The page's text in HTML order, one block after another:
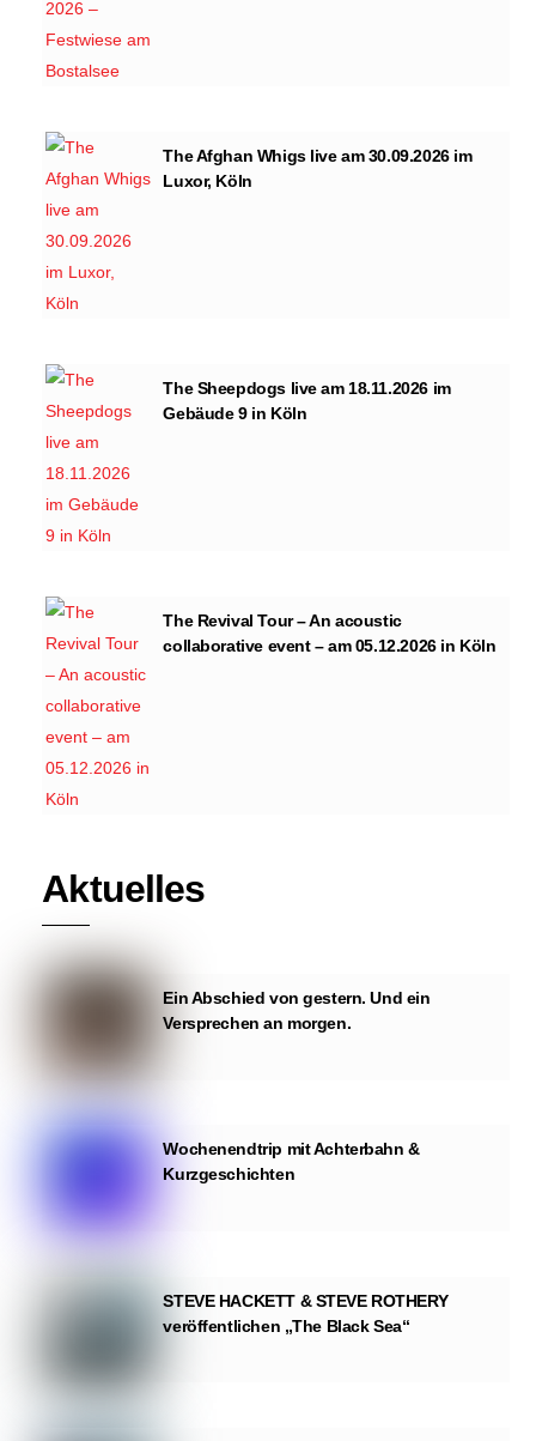
The Afghan Whigs live am 30.09.2026 im
Luxor, Köln
The Sheepdogs live am 18.11.2026 im
Gebäude 9 in Köln
The Revival Tour – An acoustic
collaborative event – am 05.12.2026 in Köln
Aktuelles
Ein Abschied von gestern. Und ein
Versprechen an morgen.
Wochenendtrip mit Achterbahn &
Kurzgeschichten
STEVE HACKETT & STEVE ROTHERY
veröffentlichen „The Black Sea“